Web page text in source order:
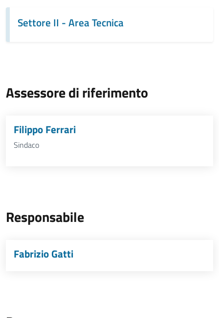
Settore II - Area Tecnica
Assessore di riferimento
Filippo Ferrari
Sindaco
Responsabile
Fabrizio Gatti